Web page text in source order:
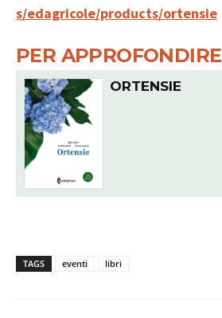
s/edagricole/products/ortensie
PER APPROFONDIRE
ORTENSIE
TAGS eventi libri